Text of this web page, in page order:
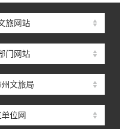
旅网站
门网站
文旅局
位网